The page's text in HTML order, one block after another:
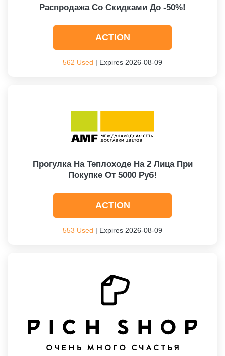
Распродажа Со Скидками До -50%!
ACTION
562 Used | Expires 2026-08-09
Прогулка На Теплоходе На 2 Лица При
Покупке От 5000 Руб!
ACTION
553 Used | Expires 2026-08-09